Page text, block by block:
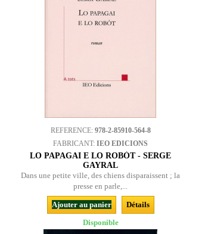
REFERENCE: 978-2-85910-564-8
FABRICANT:IEO EDICIONS
LO PAPAGAI E LO ROBÒT - SERGE
GAYRAL
Dans une petite ville, des chiens disparaissent ; la
presse en parle,...
Ajouter au panier
Détails
Disponible